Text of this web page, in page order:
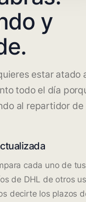
y
estar atado
todo el día
al repartidor de
cada uno de
de DHL de otros
decirte los plazos